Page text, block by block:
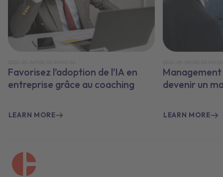
Favorisez l’adoption de l’IA en
entreprise grâce au coaching
LEARN MORE
devenir un
LEARN MORE